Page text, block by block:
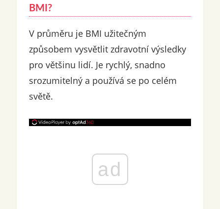
BMI?
V průměru je BMI užitečným
způsobem vysvětlit zdravotní výsledky
pro většinu lidí. Je rychlý, snadno
srozumitelný a používá se po celém
světě.
ad